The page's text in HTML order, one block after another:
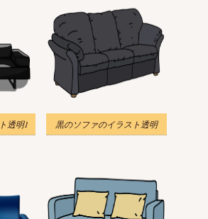
透明1 黒のソファのイラスト透明